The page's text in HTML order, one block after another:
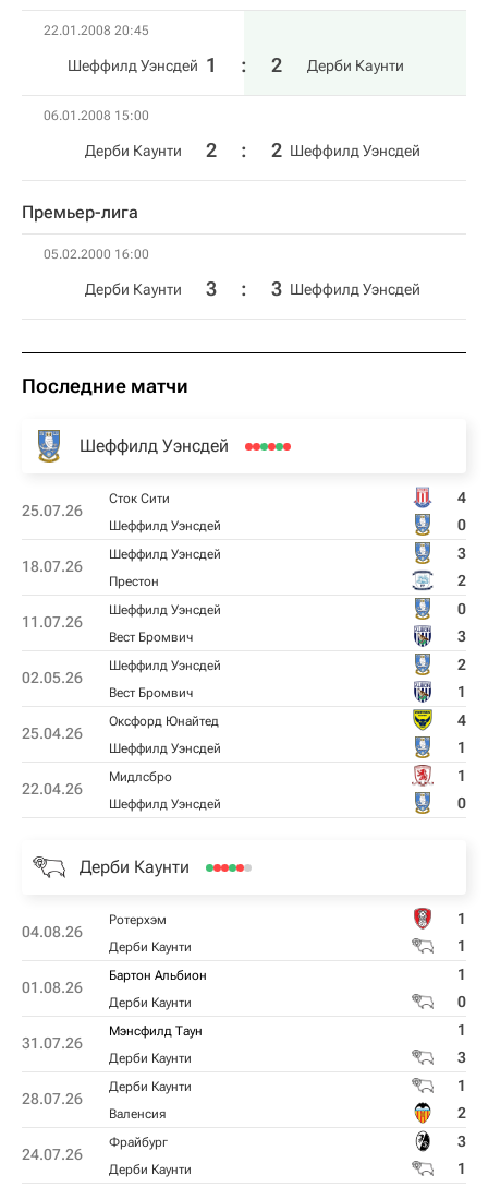
22.01.2008 20:45
Шеффилд Уэнсдей 1 : 2 Дерби Каунти
06.01.2008 15:00
Дерби Каунти 2 : 2 Шеффилд Уэнсдей
Премьер-лига
05.02.2000 16:00
Дерби Каунти 3 : 3 Шеффилд Уэнсдей
Последние матчи
Шеффилд Уэнсдей
25.07.26
Сток Сити 4
Шеффилд Уэнсдей 0
18.07.26
Шеффилд Уэнсдей 3
Престон 2
11.07.26
Шеффилд Уэнсдей 0
Вест Бромвич 3
02.05.26
Шеффилд Уэнсдей 2
Вест Бромвич 1
25.04.26
Оксфорд Юнайтед 4
Шеффилд Уэнсдей 1
22.04.26
Мидлсбро 1
Шеффилд Уэнсдей 0
Дерби Каунти
04.08.26
Ротерхэм 1
Дерби Каунти 1
01.08.26
Бартон Альбион 1
Дерби Каунти 0
31.07.26
Мэнсфилд Таун 1
Дерби Каунти 3
28.07.26
Дерби Каунти 1
Валенсия 2
24.07.26
Фрайбург 3
Дерби Каунти 1